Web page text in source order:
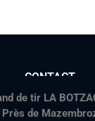
CONTACT
de tir LA
Près de